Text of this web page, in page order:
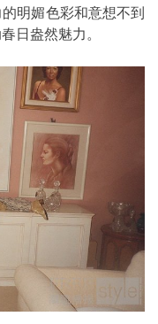
明媚色彩和意想不到
日盎然魅力。